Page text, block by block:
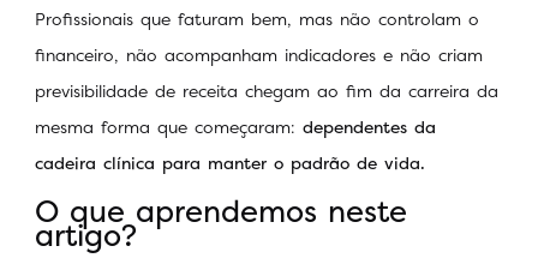
Profissionais que faturam bem, mas não controlam o
financeiro, não acompanham indicadores e não criam
previsibilidade de receita chegam ao fim da carreira da
mesma forma que começaram: dependentes da
cadeira clínica para manter o padrão de vida.
O que aprendemos neste
artigo?